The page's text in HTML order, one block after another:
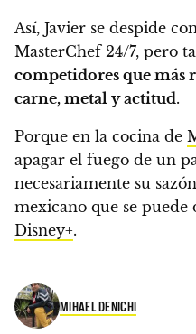
Así, Javier se despide
MasterChef 24/7, pero
competidores que más
carne, metal y actitud.
Porque en la cocina de
apagar el fuego de un
necesariamente su
mexicano que se
Disney+.
MIHAEL DENICHI